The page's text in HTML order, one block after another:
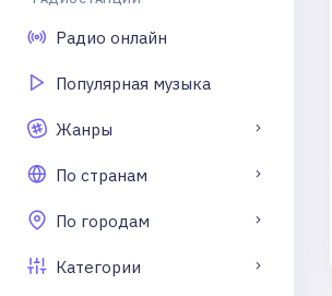
Радио онлайн
Популярная музыка
Жанры
По странам
По городам
Категории